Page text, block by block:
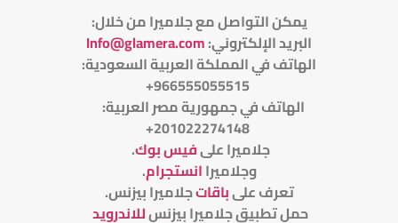
يمكن التواصل مع جلاميرا من خلال:
البريد الإلكتروني:
Info@glamera.com
الهاتف في المملكة العربية السعودية:
الهاتف في جمهورية مصر العربية:
جلاميرا علىفيس بوك.
وجلاميراانستجرام.
تعرف علىباقاتجلاميرا بيزنس.
حمل تطبيق جلاميرا بيزنسللاندرويد